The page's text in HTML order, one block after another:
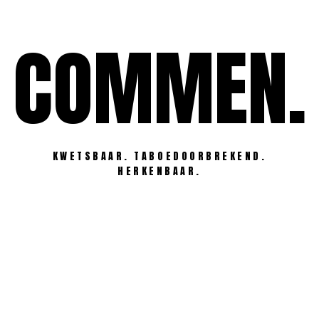
inhoudCOMMEN.
KWETSBAAR. TABOEDOORBREKEND.
HERKENBAAR.